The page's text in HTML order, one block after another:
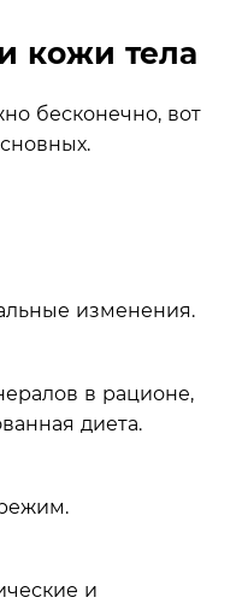
кожи тела
бесконечно, вот
изменения.
в рационе,
диета.
и